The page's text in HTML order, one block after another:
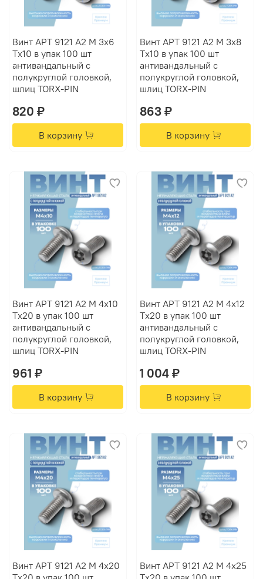
Винт АРТ 9121 А2 M 3х6
Tх10 в упак 100 шт
антивандальный с
полукруглой головкой,
шлиц TORX-PIN
820 ₽
В корзину
Винт АРТ 9121 А2 M 3х8
Tх10 в упак 100 шт
антивандальный с
полукруглой головкой,
шлиц TORX-PIN
863 ₽
В корзину
Винт АРТ 9121 А2 M 4х10
Tх20 в упак 100 шт
антивандальный с
полукруглой головкой,
шлиц TORX-PIN
961 ₽
В корзину
Винт АРТ 9121 А2 M 4х12
Tх20 в упак 100 шт
антивандальный с
полукруглой головкой,
шлиц TORX-PIN
1 004 ₽
В корзину
Винт АРТ 9121 А2 M 4х20
Винт АРТ 9121 А2 M 4х25